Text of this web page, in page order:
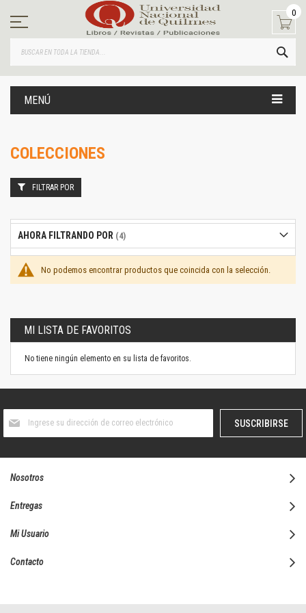
contenido
0
MENÚ
COLECCIONES
No podemos encontrar productos que coincida con la selección.
FILTRAR POR
AHORA FILTRANDO POR
MI LISTA DE FAVORITOS
No tiene ningún elemento en su lista de favoritos.
boletín
SUSCRIBIRSE
Nosotros
Entregas
Mi Usuario
Contacto